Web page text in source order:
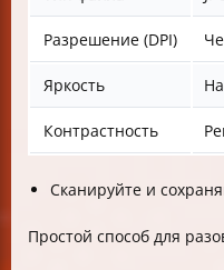
Разрешение (DPI)
Яркость
Контрастность
Сканируйте и
Простой способ для